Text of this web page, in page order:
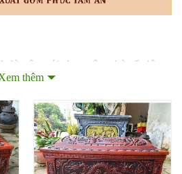
là câu nói được ông bà tổ tiên
nay.
cốt giống như quan tài. Được
bị hỏng bảo vệ hài cốt
thêm